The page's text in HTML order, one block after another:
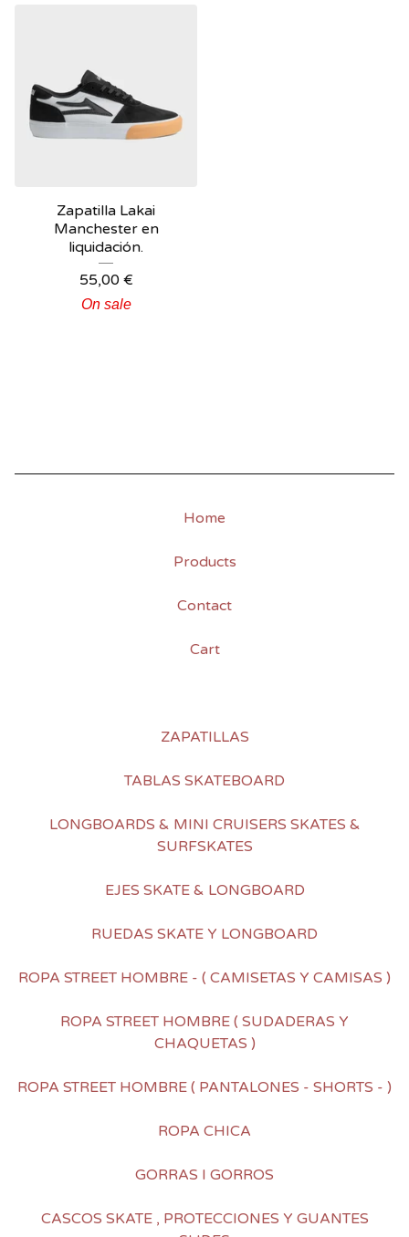
Zapatilla Lakai
Manchester en
liquidación.
55,00 €
On sale
Home
Products
Contact
Cart
ZAPATILLAS
TABLAS SKATEBOARD
LONGBOARDS & MINI CRUISERS SKATES &
SURFSKATES
EJES SKATE & LONGBOARD
RUEDAS SKATE Y LONGBOARD
ROPA STREET HOMBRE - ( CAMISETAS Y CAMISAS )
ROPA STREET HOMBRE ( SUDADERAS Y
CHAQUETAS )
ROPA STREET HOMBRE ( PANTALONES - SHORTS - )
ROPA CHICA
GORRAS I GORROS
CASCOS SKATE , PROTECCIONES Y GUANTES